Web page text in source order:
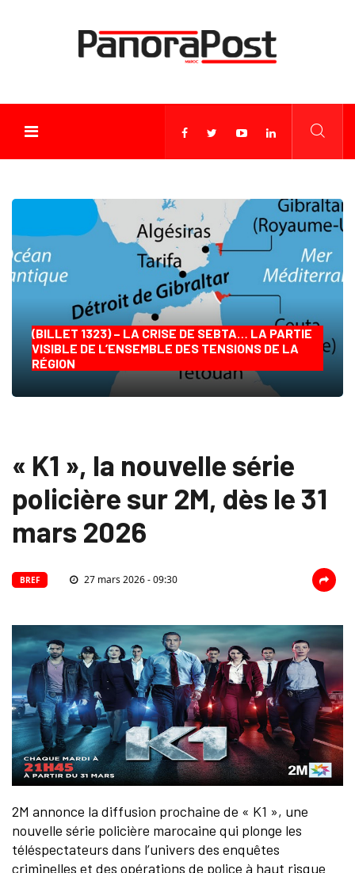
(BILLET 1323) – LA CRISE DE SEBTA… LA PARTIE
VISIBLE DE L’ENSEMBLE DES TENSIONS DE LA
RÉGION
« K1 », la nouvelle série
policière sur 2M, dès le 31
mars 2026
BREF 27 mars 2026 - 09:30
2M annonce la diffusion prochaine de « K1 », une
nouvelle série policière marocaine qui plonge les
téléspectateurs dans l’univers des enquêtes
criminelles et des opérations de police à haut risque